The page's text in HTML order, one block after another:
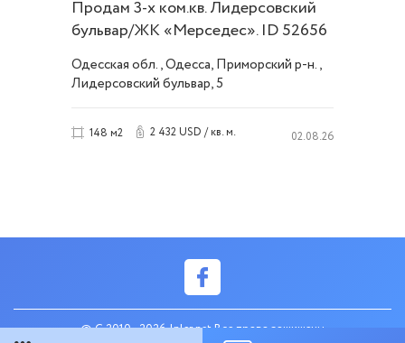
Продам 3-х ком.кв. Лидерсовский
бульвар/ЖК «Мерседес». ID 52656
Одесская обл., Одесса, Приморский р-н.,
Лидерсовский бульвар, 5
148 м2 2 432 USD / кв. м. 02.08.26
© C 2010 - 2026 Inler.net Все права защищены